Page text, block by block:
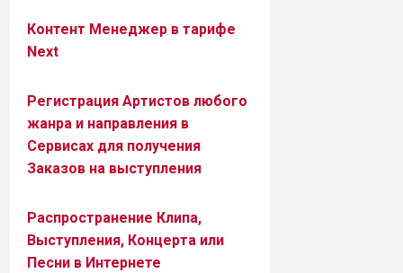
Контент Менеджер в тарифе
Next
Регистрация Артистов любого
жанра и направления в
Сервисах для получения
Заказов на выступления
Распространение Клипа,
Выступления, Концерта или
Песни в Интернете